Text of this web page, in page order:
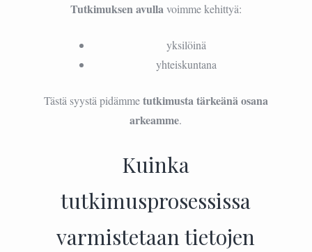
Tutkimuksen avullavoimme kehittyä:
yksilöinä
yhteiskuntana
Tästä syystä pidämmetutkimusta tärkeänä osana
arkeamme.
Kuinka
tutkimusprosessissa
varmistetaan tietojen